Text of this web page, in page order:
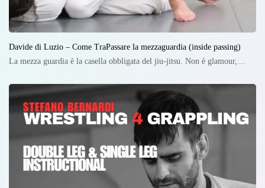
Davide di Luzio – Come TraPassare la mezzaguardia (inside passing)
La mezza guardia è la casella obbligata del jiu-jitsu. Non è glamour,…